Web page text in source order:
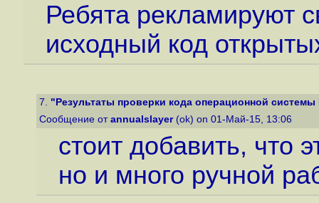
Ребята рекламируют
исходный код
7. "Результаты проверки кода операционной
Сообщение от annualslayer(ok) on 01-Май-15, 13:06
стоит добавить, что
но и много ручной